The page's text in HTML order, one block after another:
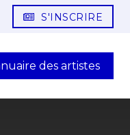
S'INSCRIRE
des artistes